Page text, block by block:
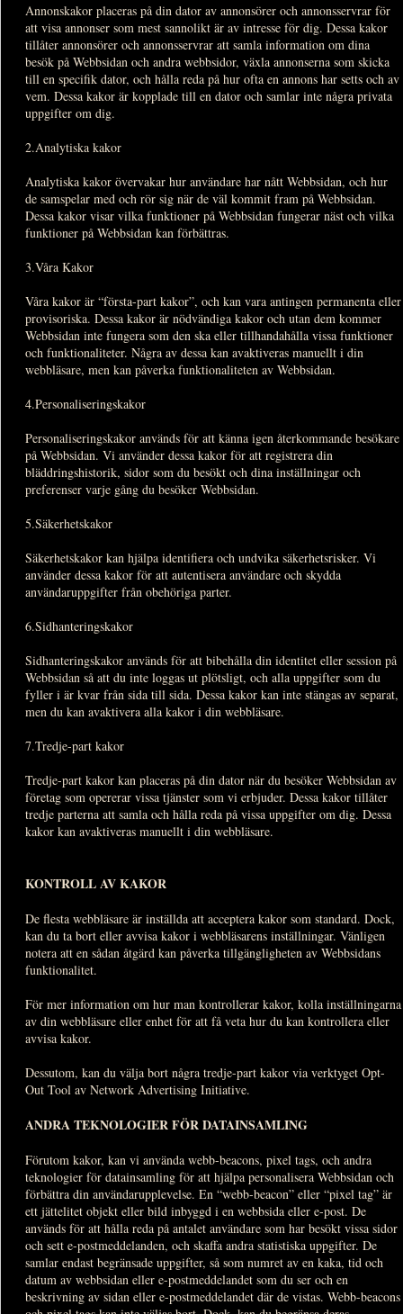
Annonskakor placeras på din dator av annonsörer och annonsservrar för
att visa annonser som mest sannolikt är av intresse för dig. Dessa kakor
tillåter annonsörer och annonsservrar att samla information om dina
besök på Webbsidan och andra webbsidor, växla annonserna som skicka
till en specifik dator, och hålla reda på hur ofta en annons har setts och av
vem. Dessa kakor är kopplade till en dator och samlar inte några privata
uppgifter om dig.
2.Analytiska kakor
Analytiska kakor övervakar hur användare har nått Webbsidan, och hur
de samspelar med och rör sig när de väl kommit fram på Webbsidan.
Dessa kakor visar vilka funktioner på Webbsidan fungerar näst och vilka
funktioner på Webbsidan kan förbättras.
3.Våra Kakor
Våra kakor är “första-part kakor”, och kan vara antingen permanenta eller
provisoriska. Dessa kakor är nödvändiga kakor och utan dem kommer
Webbsidan inte fungera som den ska eller tillhandahålla vissa funktioner
och funktionaliteter. Några av dessa kan avaktiveras manuellt i din
webbläsare, men kan påverka funktionaliteten av Webbsidan.
4.Personaliseringskakor
Personaliseringskakor används för att känna igen återkommande besökare
på Webbsidan. Vi använder dessa kakor för att registrera din
bläddringshistorik, sidor som du besökt och dina inställningar och
preferenser varje gång du besöker Webbsidan.
5.Säkerhetskakor
Säkerhetskakor kan hjälpa identifiera och undvika säkerhetsrisker. Vi
använder dessa kakor för att autentisera användare och skydda
användaruppgifter från obehöriga parter.
6.Sidhanteringskakor
Sidhanteringskakor används för att bibehålla din identitet eller session på
Webbsidan så att du inte loggas ut plötsligt, och alla uppgifter som du
fyller i är kvar från sida till sida. Dessa kakor kan inte stängas av separat,
men du kan avaktivera alla kakor i din webbläsare.
7.Tredje-part kakor
Tredje-part kakor kan placeras på din dator när du besöker Webbsidan av
företag som opererar vissa tjänster som vi erbjuder. Dessa kakor tillåter
tredje parterna att samla och hålla reda på vissa uppgifter om dig. Dessa
kakor kan avaktiveras manuellt i din webbläsare.
KONTROLL AV KAKOR
De flesta webbläsare är inställda att acceptera kakor som standard. Dock,
kan du ta bort eller avvisa kakor i webbläsarens inställningar. Vänligen
notera att en sådan åtgärd kan påverka tillgängligheten av Webbsidans
funktionalitet.
För mer information om hur man kontrollerar kakor, kolla inställningarna
av din webbläsare eller enhet för att få veta hur du kan kontrollera eller
avvisa kakor.
Dessutom, kan du välja bort några tredje-part kakor via verktyget Opt-
Out Tool av Network Advertising Initiative.
ANDRA TEKNOLOGIER FÖR DATAINSAMLING
Förutom kakor, kan vi använda webb-beacons, pixel tags, och andra
teknologier för datainsamling för att hjälpa personalisera Webbsidan och
förbättra din användarupplevelse. En “webb-beacon” eller “pixel tag” är
ett jättelitet objekt eller bild inbyggd i en webbsida eller e-post. De
används för att hålla reda på antalet användare som har besökt vissa sidor
och sett e-postmeddelanden, och skaffa andra statistiska uppgifter. De
samlar endast begränsade uppgifter, så som numret av en kaka, tid och
datum av webbsidan eller e-postmeddelandet som du ser och en
beskrivning av sidan eller e-postmeddelandet där de vistas. Webb-beacons